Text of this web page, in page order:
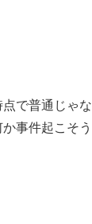
で普通じゃ
事件起こそ